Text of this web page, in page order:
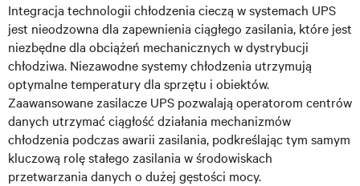
Integracja technologii chłodzenia cieczą w systemach UPS
jest nieodzowna dla zapewnienia ciągłego zasilania, które jest
niezbędne dla obciążeń mechanicznych w dystrybucji
chłodziwa. Niezawodne systemy chłodzenia utrzymują
optymalne temperatury dla sprzętu i obiektów.
Zaawansowane zasilacze UPS pozwalają operatorom centrów
danych utrzymać ciągłość działania mechanizmów
chłodzenia podczas awarii zasilania, podkreślając tym samym
kluczową rolę stałego zasilania w środowiskach
przetwarzania danych o dużej gęstości mocy.